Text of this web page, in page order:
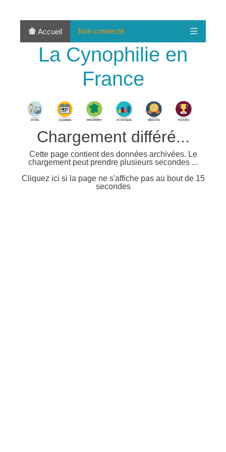
Accueil Non connecté
La Cynophilie en
France
Chargement différé...
Cette page contient des données archivées. Le
chargement peut prendre plusieurs secondes ...
Cliquez ici si la page ne s'affiche pas au bout de 15
secondes